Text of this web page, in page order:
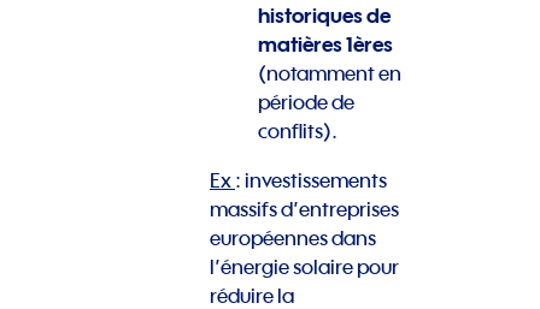
historiques de
matières 1ères
(notamment en
période de
conflits).
Ex : investissements
massifs d’entreprises
européennes dans
l’énergie solaire pour
réduire la